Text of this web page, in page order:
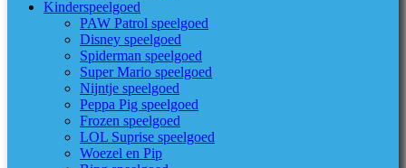
Kinderspeelgoed
PAW Patrol speelgoed
Disney speelgoed
Spiderman speelgoed
Super Mario speelgoed
Nijntje speelgoed
Peppa Pig speelgoed
Frozen speelgoed
LOL Suprise speelgoed
Woezel en Pip